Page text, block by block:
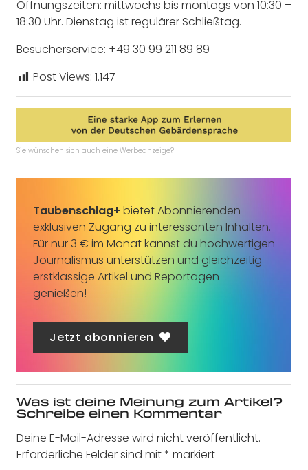
Öffnungszeiten: mittwochs bis montags von 10:30 –
18:30 Uhr. Dienstag ist regulärer Schließtag.
Besucherservice: +49 30 99 211 89 89
Post Views: 1.147
Sie wünschen sich auch eine Werbeanzeige?
Taubenschlag+ bietet Abonnierenden
exklusiven Zugang zu interessanten Inhalten.
Für nur 3 € im Monat kannst du hochwertigen
Journalismus unterstützen und gleichzeitig
erstklassige Artikel und Reportagen
genießen!
Jetzt abonnieren
Was ist deine Meinung zum Artikel?
Schreibe einen Kommentar
Deine E-Mail-Adresse wird nicht veröffentlicht.
Erforderliche Felder sind mit* markiert